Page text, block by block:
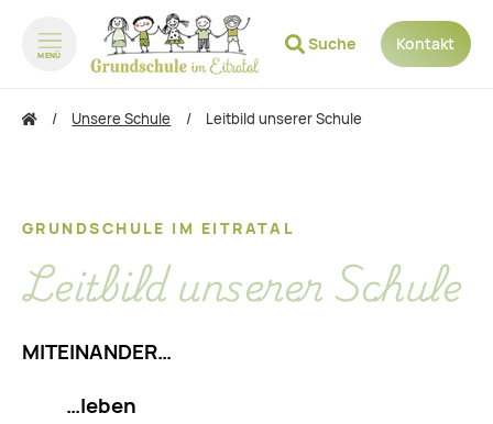
MENÜ
Suche Kontakt
zum Inhalt springen
Unsere Schule Leitbild unserer Schule
GRUNDSCHULE IM EITRATAL
Leitbild unserer Schule
MITEINANDER…
…leben